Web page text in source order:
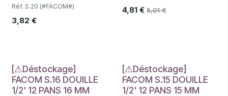
Réf. S.20 (#FACOM#)
3,82 €
4,81€ 5,01€
Déstockage
[⚠Déstockage]
FACOM S.16 DOUILLE
1/2' 12 PANS 16 MM
Déstockage
[⚠Déstockage]
FACOM S.15 DOUILLE
1/2' 12 PANS 15 MM